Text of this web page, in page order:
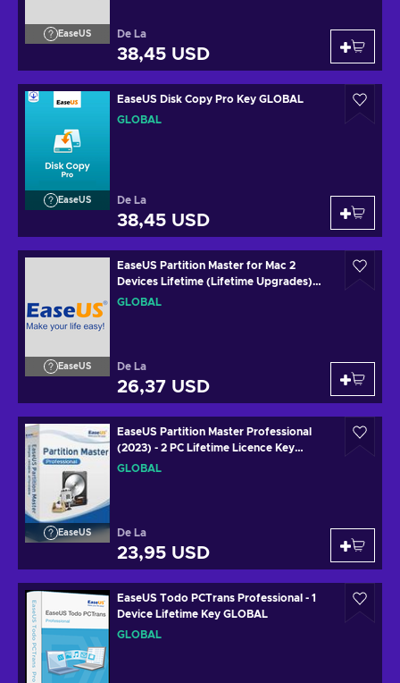
EaseUS De La
38,45 USD
EaseUS
EaseUS Disk Copy Pro Key GLOBAL
GLOBAL
De La
38,45 USD
EaseUS
EaseUS Partition Master for Mac 2
Devices Lifetime (Lifetime Upgrades)
Key GLOBAL
GLOBAL
De La
26,37 USD
EaseUS
EaseUS Partition Master Professional
(2023) - 2 PC Lifetime Licence Key
GLOBAL
GLOBAL
De La
23,95 USD
EaseUS Todo PCTrans Professional - 1
Device Lifetime Key GLOBAL
GLOBAL